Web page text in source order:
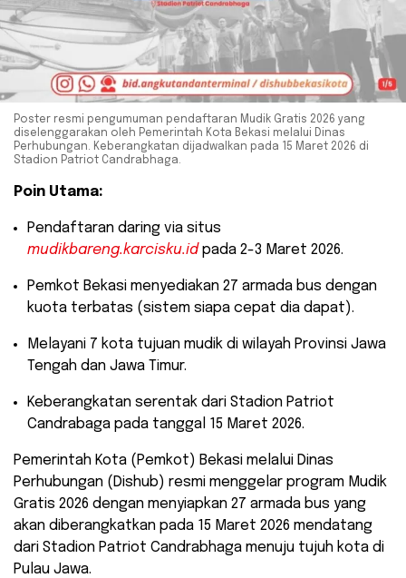
Poster resmi pengumuman pendaftaran Mudik Gratis 2026 yang
diselenggarakan oleh Pemerintah Kota Bekasi melalui Dinas
Perhubungan. Keberangkatan dijadwalkan pada 15 Maret 2026 di
Stadion Patriot Candrabhaga.
Poin Utama:
​Pendaftaran daring via situs
mudikbareng.karcisku.idpada 2-3 Maret 2026.
​Pemkot Bekasi menyediakan 27 armada bus dengan
kuota terbatas (sistem siapa cepat dia dapat).
​Melayani 7 kota tujuan mudik di wilayah Provinsi Jawa
Tengah dan Jawa Timur.
​Keberangkatan serentak dari Stadion Patriot
Candrabaga pada tanggal 15 Maret 2026.
Pemerintah Kota (Pemkot) Bekasi melalui Dinas
Perhubungan (Dishub) resmi menggelar program Mudik
Gratis 2026 dengan menyiapkan 27 armada bus yang
akan diberangkatkan pada 15 Maret 2026 mendatang
dari Stadion Patriot Candrabhaga menuju tujuh kota di
Pulau Jawa.